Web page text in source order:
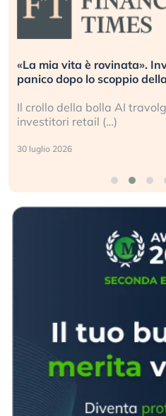
«La mia vita è rovinata».
panico dopo lo scoppio
Il crollo della bolla AI
investitori retail (…)
30 luglio 2026